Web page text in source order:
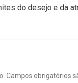
do desejo e da
Campos obrigatórios